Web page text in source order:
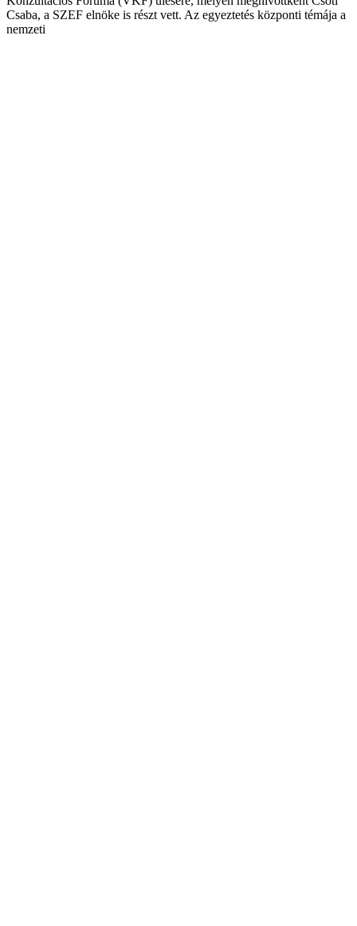
Csaba, a SZEF elnöke is részt vett. Az egyeztetés központi témája a
nemzeti